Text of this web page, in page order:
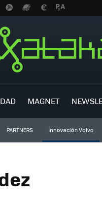
MAGNET
PARTNERS Innovación Volvo